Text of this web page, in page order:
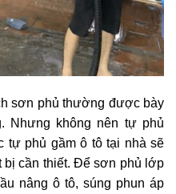
sơn phủ thường được bày
Nhưng không nên tự phủ
tự phủ gầm ô tô tại nhà sẽ
bị cần thiết. Để sơn phủ lớp
nâng ô tô, súng phun áp